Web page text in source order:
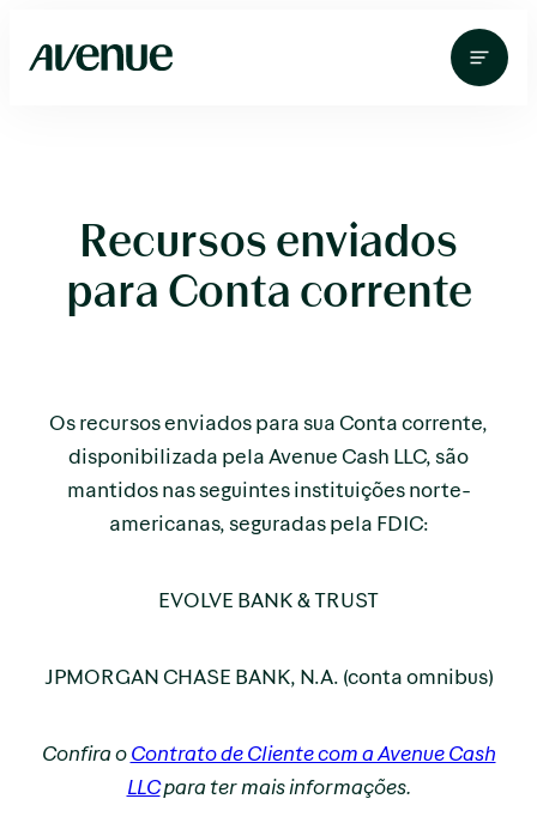
para
Recursos enviados
para Conta corrente
Os recursos enviados para sua Conta corrente,
disponibilizada pela Avenue Cash LLC, são
mantidos nas seguintes instituições norte-
americanas, seguradas pela FDIC:
EVOLVE BANK & TRUST
JPMORGAN CHASE BANK, N.A. (conta omnibus)
Confira oContrato de Cliente com a Avenue Cash
LLCpara ter mais informações.